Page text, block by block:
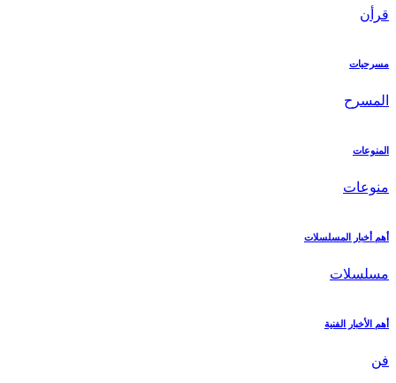
قرأن
مسرحيات
المسرح
المنوعات
منوعات
أهم أخبار المسلسلات
مسلسلات
أهم الأخبار الفنية
فن